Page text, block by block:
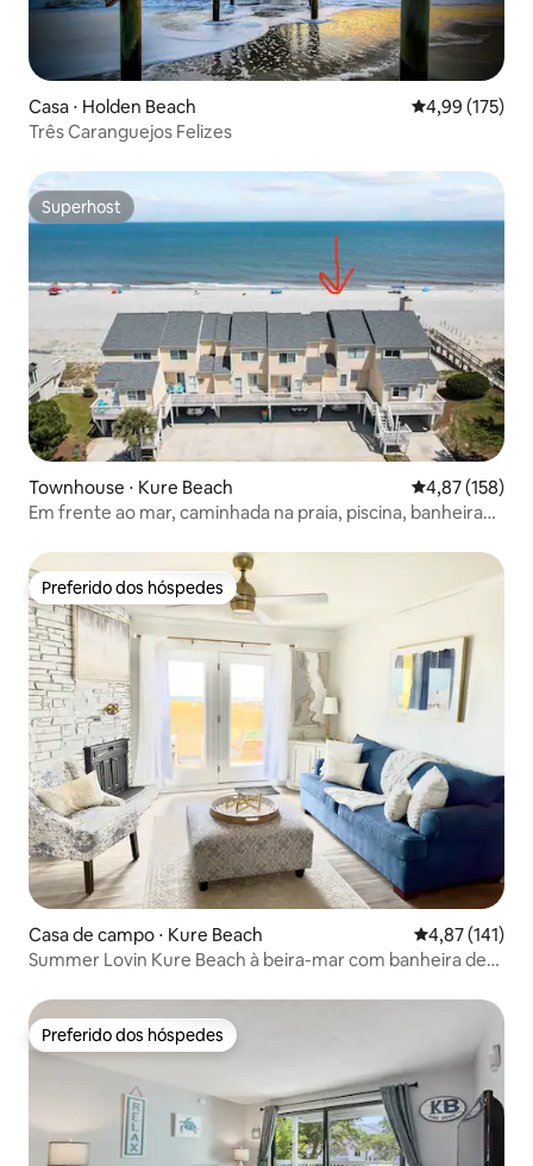
Casa ⋅ Holden Beach 4,99 de uma
4,99 (175)
Três Caranguejos Felizes
Superhost
Superhost
Townhouse ⋅ Kure Beach 4,87 de uma
4,87 (158)
Em frente ao mar, caminhada na praia, piscina, banheira
Preferido dos hóspedes
Preferido dos hóspedes
Casa de campo ⋅ Kure Beach 4,87 de uma
4,87 (141)
Summer Lovin Kure Beach à beira-mar com banheira de
Preferido dos hóspedes
Preferido dos hóspedes